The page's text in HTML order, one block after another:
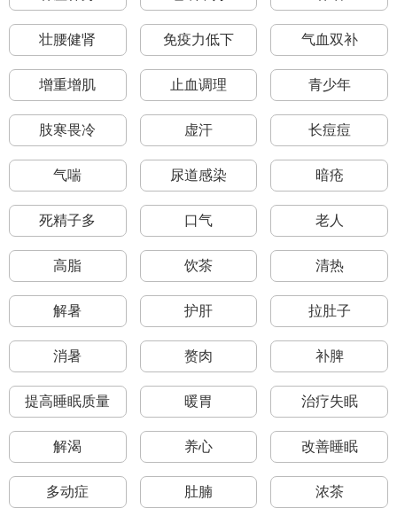
壮腰健肾 免疫力低下 气血双补
增重增肌 止血调理 青少年
肢寒畏冷 虚汗 长痘痘
气喘 尿道感染 暗疮
死精子多 口气 老人
高脂 饮茶 清热
解暑 护肝 拉肚子
消暑 赘肉 补脾
提高睡眠质量 暖胃 治疗失眠
解渴 养心 改善睡眠
多动症 肚腩 浓茶